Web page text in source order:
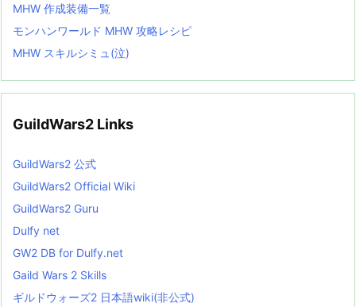
MHW 作成装備一覧
モンハンワールド MHW 攻略レシピ
MHW スキルシミュ(泣)
GuildWars2 Links
GuildWars2 公式
GuildWars2 Official Wiki
GuildWars2 Guru
Dulfy net
GW2 DB for Dulfy.net
Gaild Wars 2 Skills
ギルドウォーズ2 日本語wiki(非公式)